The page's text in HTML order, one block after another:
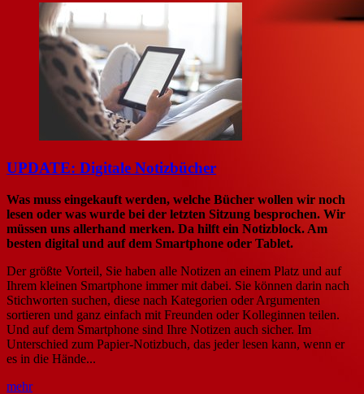
UPDATE: Digitale Notizbücher
Was muss eingekauft werden, welche Bücher wollen wir noch
lesen oder was wurde bei der letzten Sitzung besprochen. Wir
müssen uns allerhand merken. Da hilft ein Notizblock. Am
besten digital und auf dem Smartphone oder Tablet.
Der größte Vorteil, Sie haben alle Notizen an einem Platz und auf
Ihrem kleinen Smartphone immer mit dabei. Sie können darin nach
Stichworten suchen, diese nach Kategorien oder Argumenten
sortieren und ganz einfach mit Freunden oder Kolleginnen teilen.
Und auf dem Smartphone sind Ihre Notizen auch sicher. Im
Unterschied zum Papier-Notizbuch, das jeder lesen kann, wenn er
es in die Hände...
mehr